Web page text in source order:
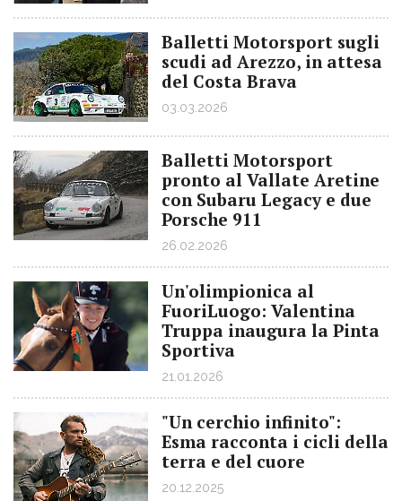
Balletti Motorsport sugli
scudi ad Arezzo, in attesa
del Costa Brava
03.03.2026
Balletti Motorsport
pronto al Vallate Aretine
con Subaru Legacy e due
Porsche 911
26.02.2026
Un'olimpionica al
FuoriLuogo: Valentina
Truppa inaugura la Pinta
Sportiva
21.01.2026
"Un cerchio infinito":
Esma racconta i cicli della
terra e del cuore
20.12.2025